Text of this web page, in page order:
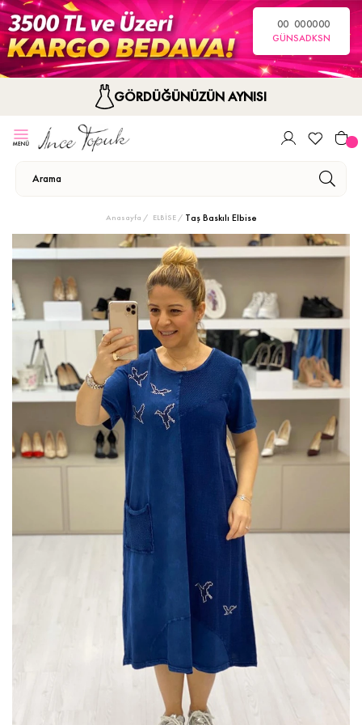
00
GÜN
00
SA
00
DK
00
SN
GÖRDÜĞÜNÜZÜN AYNISI
Anasayfa ELBİSE Taş Baskılı Elbise